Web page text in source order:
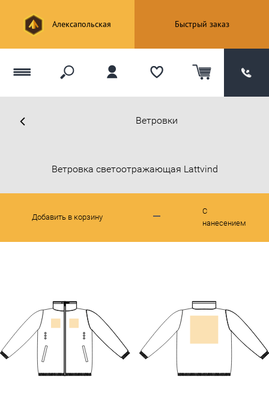
Алексапольская Быстрый заказ
Ветровки
С
нанесением
Ветровка светоотражающая Lattvind
Добавить в корзину